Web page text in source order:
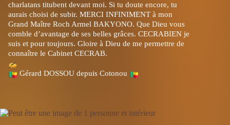
charlatans titubent devant moi. Si tu doute encore, tu
aurais choisi de subir. MERCI INFINIMENT à mon
Grand Maître Roch Armel BAKYONO. Que Dieu vous
comble d’avantage de ses belles grâces. CECRABIEN je
suis et pour toujours. Gloire à Dieu de me permettre de
connaître le Cabinet CECRAB.
Gérard DOSSOU depuis Cotonou